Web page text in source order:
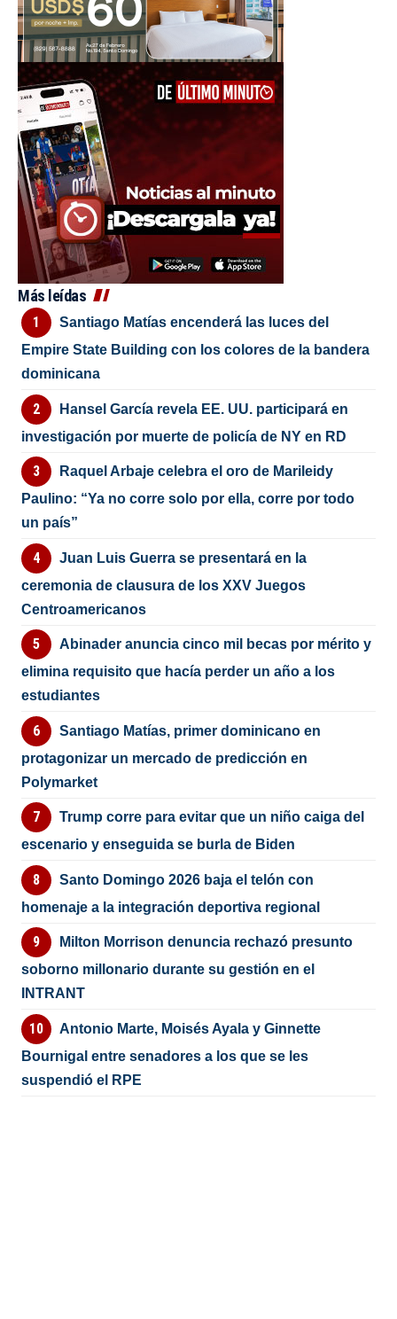
Más leídas
Santiago Matías encenderá las luces del
Empire State Building con los colores de la bandera
dominicana
Hansel García revela EE. UU. participará en
investigación por muerte de policía de NY en RD
Raquel Arbaje celebra el oro de Marileidy
Paulino: “Ya no corre solo por ella, corre por todo
un país”
Juan Luis Guerra se presentará en la
ceremonia de clausura de los XXV Juegos
Centroamericanos
Abinader anuncia cinco mil becas por mérito y
elimina requisito que hacía perder un año a los
estudiantes
Santiago Matías, primer dominicano en
protagonizar un mercado de predicción en
Polymarket
Trump corre para evitar que un niño caiga del
escenario y enseguida se burla de Biden
Santo Domingo 2026 baja el telón con
homenaje a la integración deportiva regional
Milton Morrison denuncia rechazó presunto
soborno millonario durante su gestión en el
INTRANT
Antonio Marte, Moisés Ayala y Ginnette
Bournigal entre senadores a los que se les
suspendió el RPE